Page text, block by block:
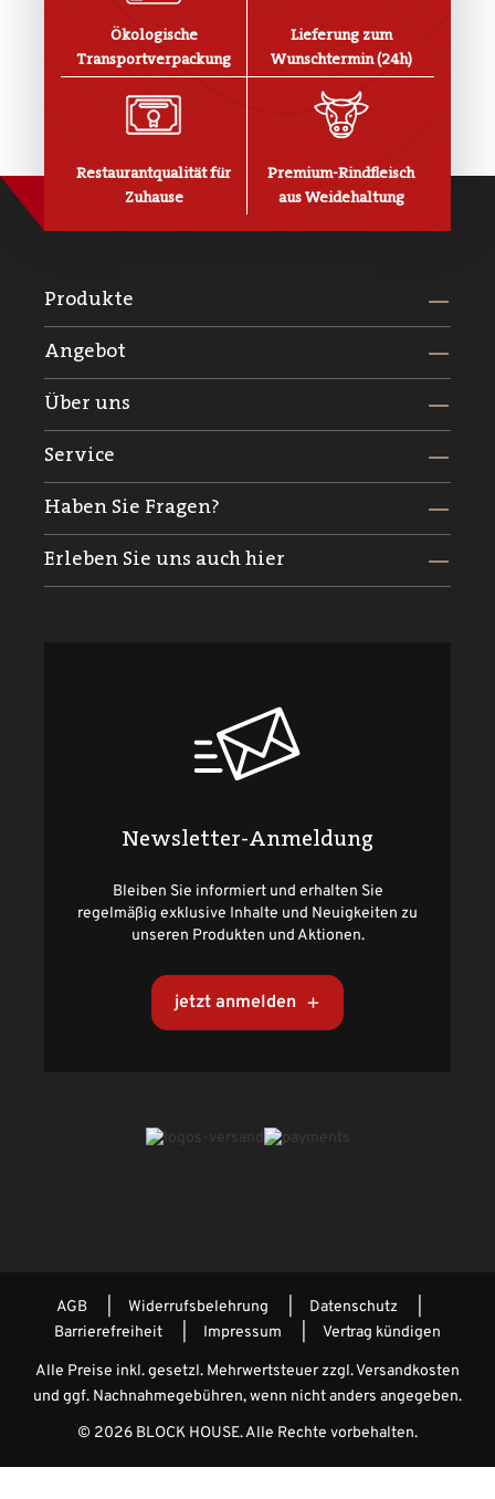
Ökologische
Transportverpackung
Lieferung zum
Wunschtermin (24h)
Restaurantqualität für
Zuhause
Premium-Rindfleisch
aus Weidehaltung
Produkte
Angebot
Über uns
Service
Haben Sie Fragen?
Erleben Sie uns auch hier
Newsletter-Anmeldung
Bleiben Sie informiert und erhalten Sie
regelmäßig exklusive Inhalte und Neuigkeiten zu
unseren Produkten und Aktionen.
jetzt anmelden
AGB Widerrufsbelehrung
Datenschutz
Barrierefreiheit
Impressum Vertrag kündigen
Alle Preise inkl. gesetzl. Mehrwertsteuer zzgl.Versandkosten
und ggf. Nachnahmegebühren, wenn nicht anders angegeben.
© 2026 BLOCK HOUSE. Alle Rechte vorbehalten.